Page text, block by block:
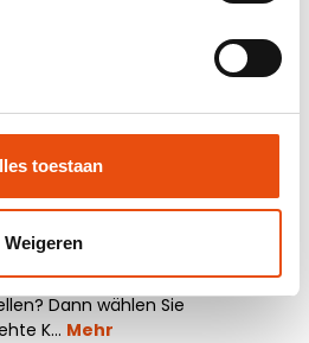
toestaan
Weigeren
Papiertaschen mit einem
Dann wählen Sie
K… Mehr